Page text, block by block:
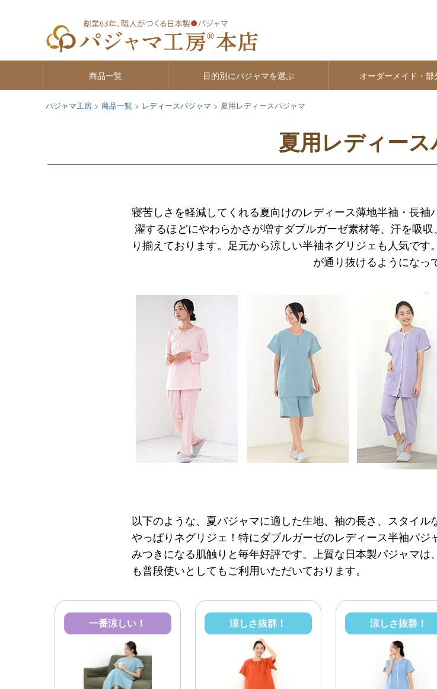
商品一覧 目的別にパジャマを選ぶ オーダーメイド・部
パジャマ工房 商品一覧 レディースパジャマ 夏用レディースパジャマ
夏用レディース
寝苦しさを軽減してくれる夏向けのレディース薄地半袖・長
濯するほどにやわらかさが増すダブルガーゼ素材等、汗を吸
り揃えております。足元から涼しい半袖ネグリジェも人気で
が通り抜けるようになっ
以下のような、夏パジャマに適した生地、袖の長さ、スタイ
やっぱりネグリジェ！特にダブルガーゼのレディース半袖パ
みつきになる肌触りと毎年好評です。上質な日本製パジャマ
も普段使いとしてもご利用いただいております。
一番涼しい！ 涼しさ抜群！ 涼しさ抜群！